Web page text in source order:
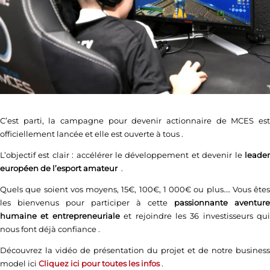
C’est parti, la campagne pour devenir actionnaire de MCES est
officiellement lancée et elle est ouverte à tous .
L’objectif est clair : accélérer le développement et devenir le leader
européen de l’esport amateur .
Quels que soient vos moyens, 15€, 100€, 1 000€ ou plus…. Vous êtes
les bienvenus pour participer à cette passionnante aventure
humaine et entrepreneurialeet rejoindre les 36 investisseurs qui
nous font déjà confiance .
Découvrez la vidéo de présentation du projet et de notre business
model ici Cliquez ici pour toutes les infos.